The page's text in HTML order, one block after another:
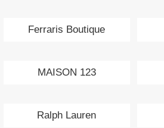
Ferraris Boutique
MAISON 123
Ralph Lauren